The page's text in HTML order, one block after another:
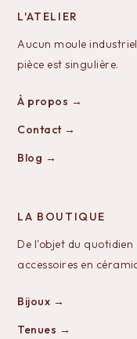
L'ATELIER
Aucun moule
pièce est singulière.
À propos →
Contact →
Blog →
LA BOUTIQUE
De l'objet du
accessoires en
Bijoux →
Tenues →